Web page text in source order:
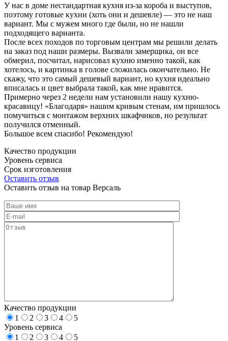
У нас в доме нестандартная кухня из-за короба и выступов,
поэтому готовые кухни (хоть они и дешевле) — это не наш
вариант. Мы с мужем много где были, но не нашли
подходящего варианта.
После всех походов по торговым центрам мы решили делать
на заказ под наши размеры. Вызвали замерщика, он все
обмерил, посчитал, нарисовал кухню именно такой, как
хотелось, и картинка в голове сложилась окончательно. Не
скажу, что это самый дешевый вариант, но кухня идеально
вписалась и цвет выбрала такой, как мне нравится.
Примерно через 2 недели нам установили нашу кухню-
красавицу! «Благодаря» нашим кривым стенам, им пришлось
помучиться с монтажом верхних шкафчиков, но результат
получился отменный.
Большое всем спасибо! Рекомендую!
Качество продукции
Уровень сервиса
Срок изготовления
Оставить отзыв
Оставить отзыв на товар Версаль
Качество продукции
1
2 3 4
5
Уровень сервиса
1
2 3 4 5